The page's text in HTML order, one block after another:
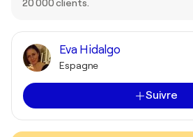
20 000 clients.
Eva Hidalgo
Espagne
Suivre